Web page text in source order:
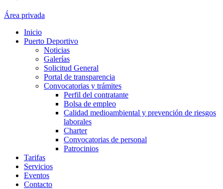
Área privada
Inicio
Puerto Deportivo
Noticias
Galerías
Solicitud General
Portal de transparencia
Convocatorias y trámites
Perfil del contratante
Bolsa de empleo
Calidad medioambiental y prevención de riesgos
laborales
Charter
Convocatorias de personal
Patrocinios
Tarifas
Servicios
Eventos
Contacto